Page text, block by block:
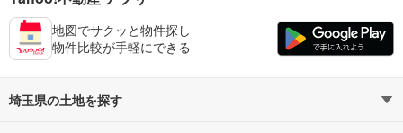
地図でサクッと物件探し
物件比較が手軽にできる
埼玉県の土地を探す